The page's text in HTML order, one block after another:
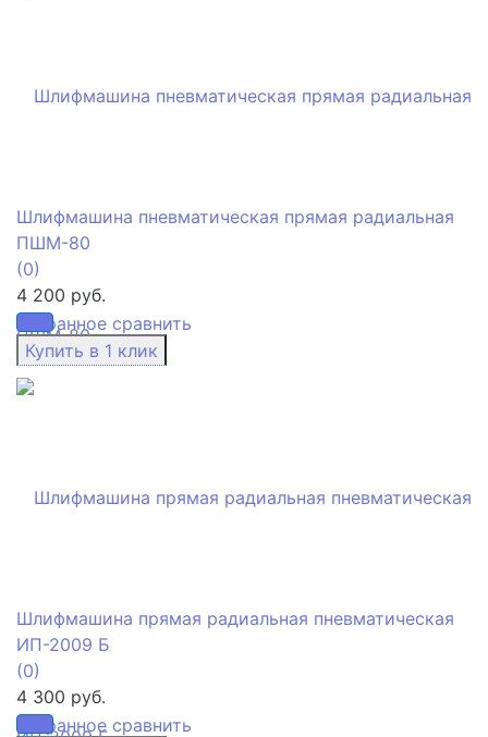
избранное сравнить
Шлифмашина пневматическая прямая радиальная
ПШМ-80
(0)
4 200 руб.
избранное сравнить
Шлифмашина прямая радиальная пневматическая
ИП-2009 Б
(0)
4 300 руб.